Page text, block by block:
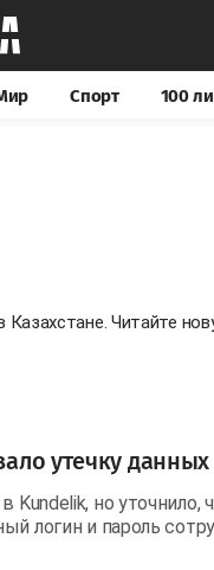
Спорт 100
Казахстане. Читайте
утечку
но уточнило,
логин и пароль